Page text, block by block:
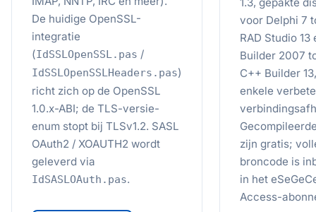
De huidige OpenSSL-
integratie
(IdSSLOpenSSL.pas /
IdSSLOpenSSLHeaders.pas)
richt zich op de OpenSSL
1.0.x-ABI; de TLS-versie-
enum stopt bij TLSv1.2. SASL
OAuth2 / XOAUTH2 wordt
geleverd via
IdSASLOAuth.pas.
voor Delphi 7
RAD Studio 13
Builder 2007
C++ Builder
enkele
zijn gratis;
broncode is
in het
Access-